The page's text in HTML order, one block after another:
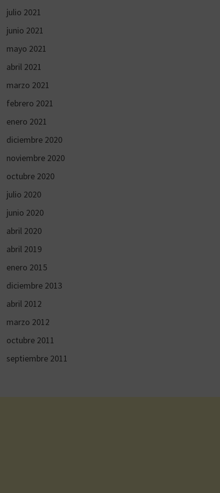
julio 2021
junio 2021
mayo 2021
abril 2021
marzo 2021
febrero 2021
enero 2021
diciembre 2020
noviembre 2020
octubre 2020
julio 2020
junio 2020
abril 2020
abril 2019
enero 2015
diciembre 2013
abril 2012
marzo 2012
octubre 2011
septiembre 2011